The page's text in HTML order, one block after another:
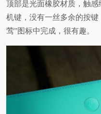
顶部是光面橡胶材质，触
机键，没有一丝多余的按
莺”图标中完成，很有趣。